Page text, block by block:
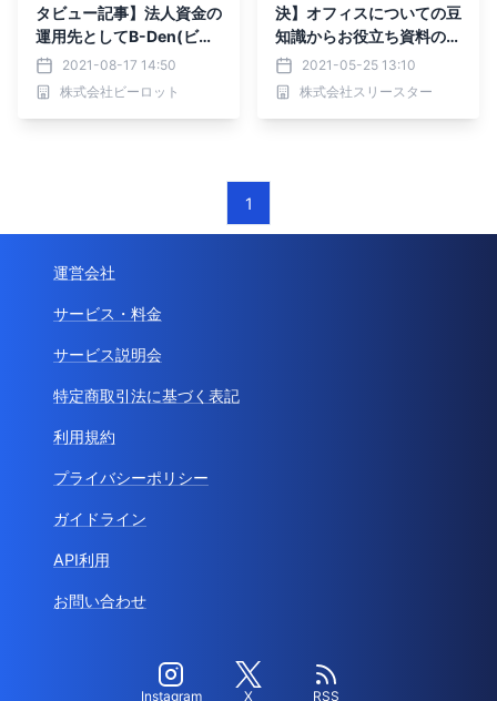
タビュー記事】法人資金の
運用先としてB-Den(ビデ
ン)に2021-08-17 14:50
株式会社ビーロット
決】オフィスについての豆
知識からお役立ち資料のD
Lまで出来る！オフィスの
お役立ち情報メディア「ス
タログ」
2021-05-25 13:10
株式会社スリースター
1
運営会社
サービス・料金
サービス説明会
特定商取引法に基づく表記
利用規約
プライバシーポリシー
ガイドライン
API利用
お問い合わせ
Instagram X RSS